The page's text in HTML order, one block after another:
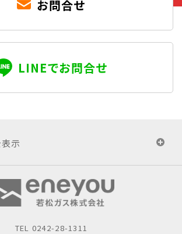
お問合せ
LINEでお問合せ
示
TEL 0242-28-1311